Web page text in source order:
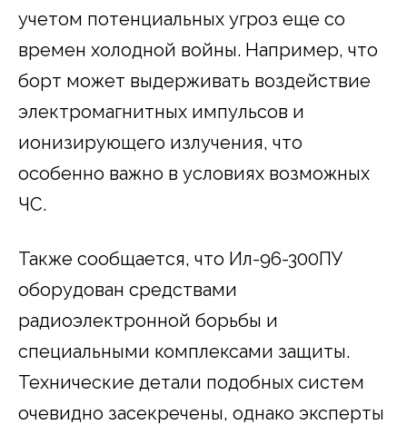
учетом потенциальных угроз еще со
времен холодной войны. Например, что
борт может выдерживать воздействие
электромагнитных импульсов и
ионизирующего излучения, что
особенно важно в условиях возможных
ЧС.
Также сообщается, что Ил-96-300ПУ
оборудован средствами
радиоэлектронной борьбы и
специальными комплексами защиты.
Технические детали подобных систем
очевидно засекречены, однако эксперты